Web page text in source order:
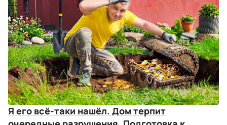
Я его всё-таки нашёл. Дом терпит